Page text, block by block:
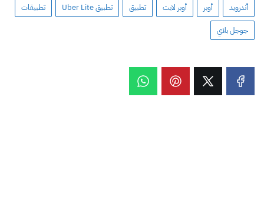
أندرويد أوبر أوبر لايت تطبيق تطبيق Uber Lite‏ تطبيقات
جوجل بلاي